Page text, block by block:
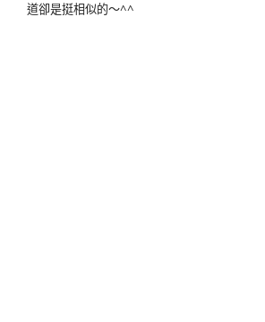
道卻是挺相似的～^^